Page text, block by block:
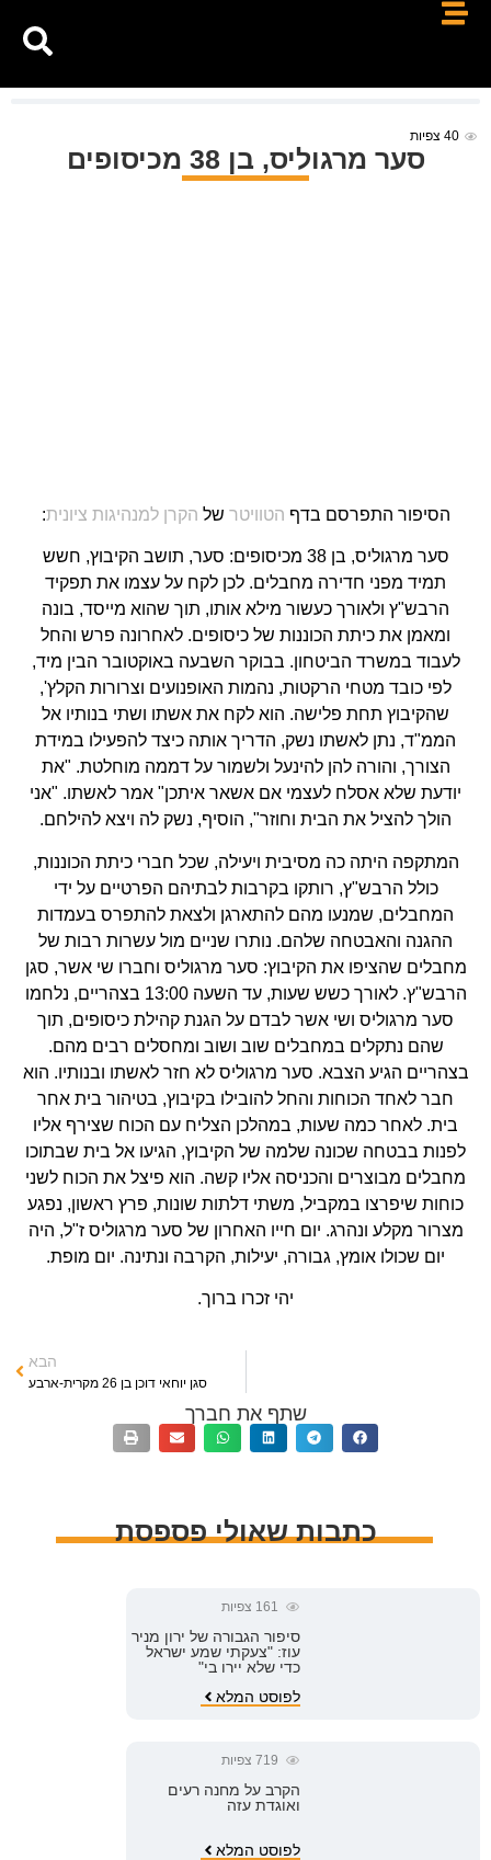
40צפיות
סער מרגוליס, בן 38 מכיסופים
הסיפור התפרסם בדף הטוויטר של הקרן למנהיגות ציונית:
סער מרגוליס, בן 38 מכיסופים: סער, תושב הקיבוץ, חשש
תמיד מפני חדירה מחבלים. לכן לקח על עצמו את תפקיד
הרבש"ץ ולאורך כעשור מילא אותו, תוך שהוא מייסד, בונה
ומאמן את כיתת הכוננות של כיסופים. לאחרונה פרש והחל
לעבוד במשרד הביטחון. בבוקר השבעה באוקטובר הבין מיד,
לפי כובד מטחי הרקטות, נהמות האופנועים וצרורות הקלץ',
שהקיבוץ תחת פלישה. הוא לקח את אשתו ושתי בנותיו אל
הממ"ד, נתן לאשתו נשק, הדריך אותה כיצד להפעילו במידת
הצורך, והורה להן להינעל ולשמור על דממה מוחלטת. "את
יודעת שלא אסלח לעצמי אם אשאר איתכן" אמר לאשתו. "אני
הולך להציל את הבית וחוזר", הוסיף, נשק לה ויצא להילחם.
המתקפה היתה כה מסיבית ויעילה, שכל חברי כיתת הכוננות,
כולל הרבש"ץ, רותקו בקרבות לבתיהם הפרטיים על ידי
המחבלים, שמנעו מהם להתארגן ולצאת להתפרס בעמדות
ההגנה והאבטחה שלהם. נותרו שניים מול עשרות רבות של
מחבלים שהציפו את הקיבוץ: סער מרגוליס וחברו שי אשר, סגן
הרבש"ץ. לאורך כשש שעות, עד השעה 13:00 בצהריים, נלחמו
סער מרגוליס ושי אשר לבדם על הגנת קהילת כיסופים, תוך
שהם נתקלים במחבלים שוב ושוב ומחסלים רבים מהם.
בצהריים הגיע הצבא. סער מרגוליס לא חזר לאשתו ובנותיו. הוא
חבר לאחד הכוחות והחל להובילו בקיבוץ, בטיהור בית אחר
בית. לאחר כמה שעות, במהלכן הצליח עם הכוח שצירף אליו
לפנות בבטחה שכונה שלמה של הקיבוץ, הגיעו אל בית שבתוכו
מחבלים מבוצרים והכניסה אליו קשה. הוא פיצל את הכוח לשני
כוחות שיפרצו במקביל, משתי דלתות שונות, פרץ ראשון, נפגע
מצרור מקלע ונהרג. יום חייו האחרון של סער מרגוליס ז"ל, היה
יום שכולו אומץ, גבורה, יעילות, הקרבה ונתינה. יום מופת.
יהי זכרו ברוך.
הבא
סגן יוחאי דוכן בן 26 מקרית-ארבע
שתף את חברך
כתבות שאולי פספסת
161 צפיות
סיפור הגבורה של ירון מניר
עוז: "צעקתי שמע ישראל
כדי שלא יירו בי"
לפוסט המלא
719צפיות
הקרב על מחנה רעים
ואוגדת עזה
לפוסט המלא